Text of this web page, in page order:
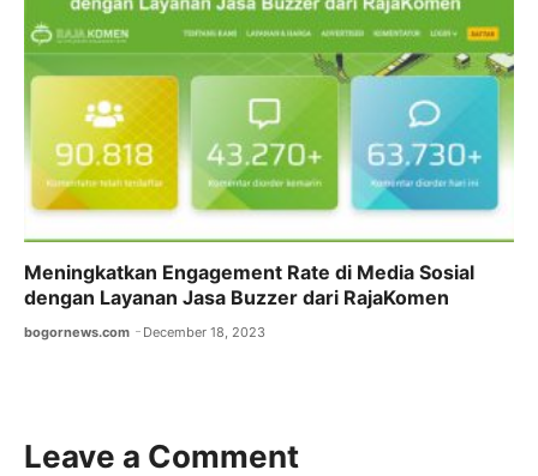
Meningkatkan Engagement Rate di Media Sosial
dengan Layanan Jasa Buzzer dari RajaKomen
bogornews.com December 18, 2023
Leave a Comment